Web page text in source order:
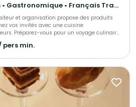
Barbecue et grillades • Gastronomique • Français Traditionnel
et organisation propose des produits
vos invités avec une cuisine
Préparez-vous pour un voyage culinaire
pers min.